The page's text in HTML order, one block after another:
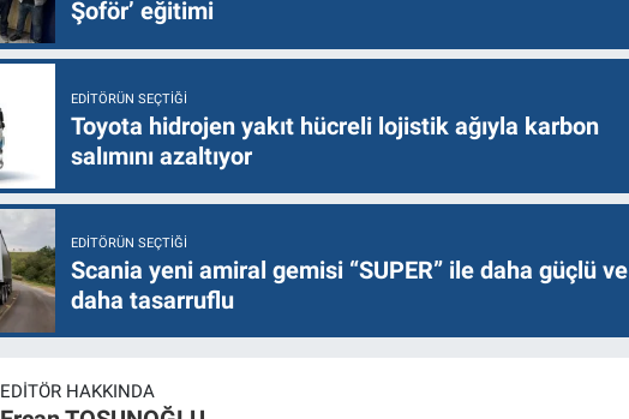
Şoför’ eğitimi
EDITÖRÜN SEÇTIĞI
Toyota hidrojen yakıt hücreli lojistik ağıyla karbon
salımını azaltıyor
EDITÖRÜN SEÇTIĞI
Scania yeni amiral gemisi “SUPER” ile daha güçlü ve
daha tasarruflu
EDITÖR HAKKINDA